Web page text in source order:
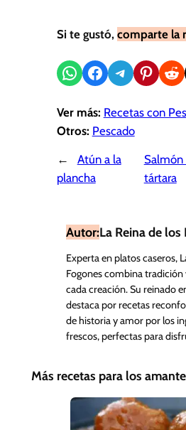
Si te gustó, comparte la
Compartir en WhatsApp
Compartir en Facebook
Compartir en Telegram
Compartir en
Ver más: Recetas con
Otros: Pescado
←
Atún a la
plancha
Salmón
tártara
Autor:La Reina de los
Experta en platos caseros,
Fogones combina tradición
cada creación. Su reinado
destaca por recetas
de historia y amor por los
frescos, perfectas para
Más recetas para los